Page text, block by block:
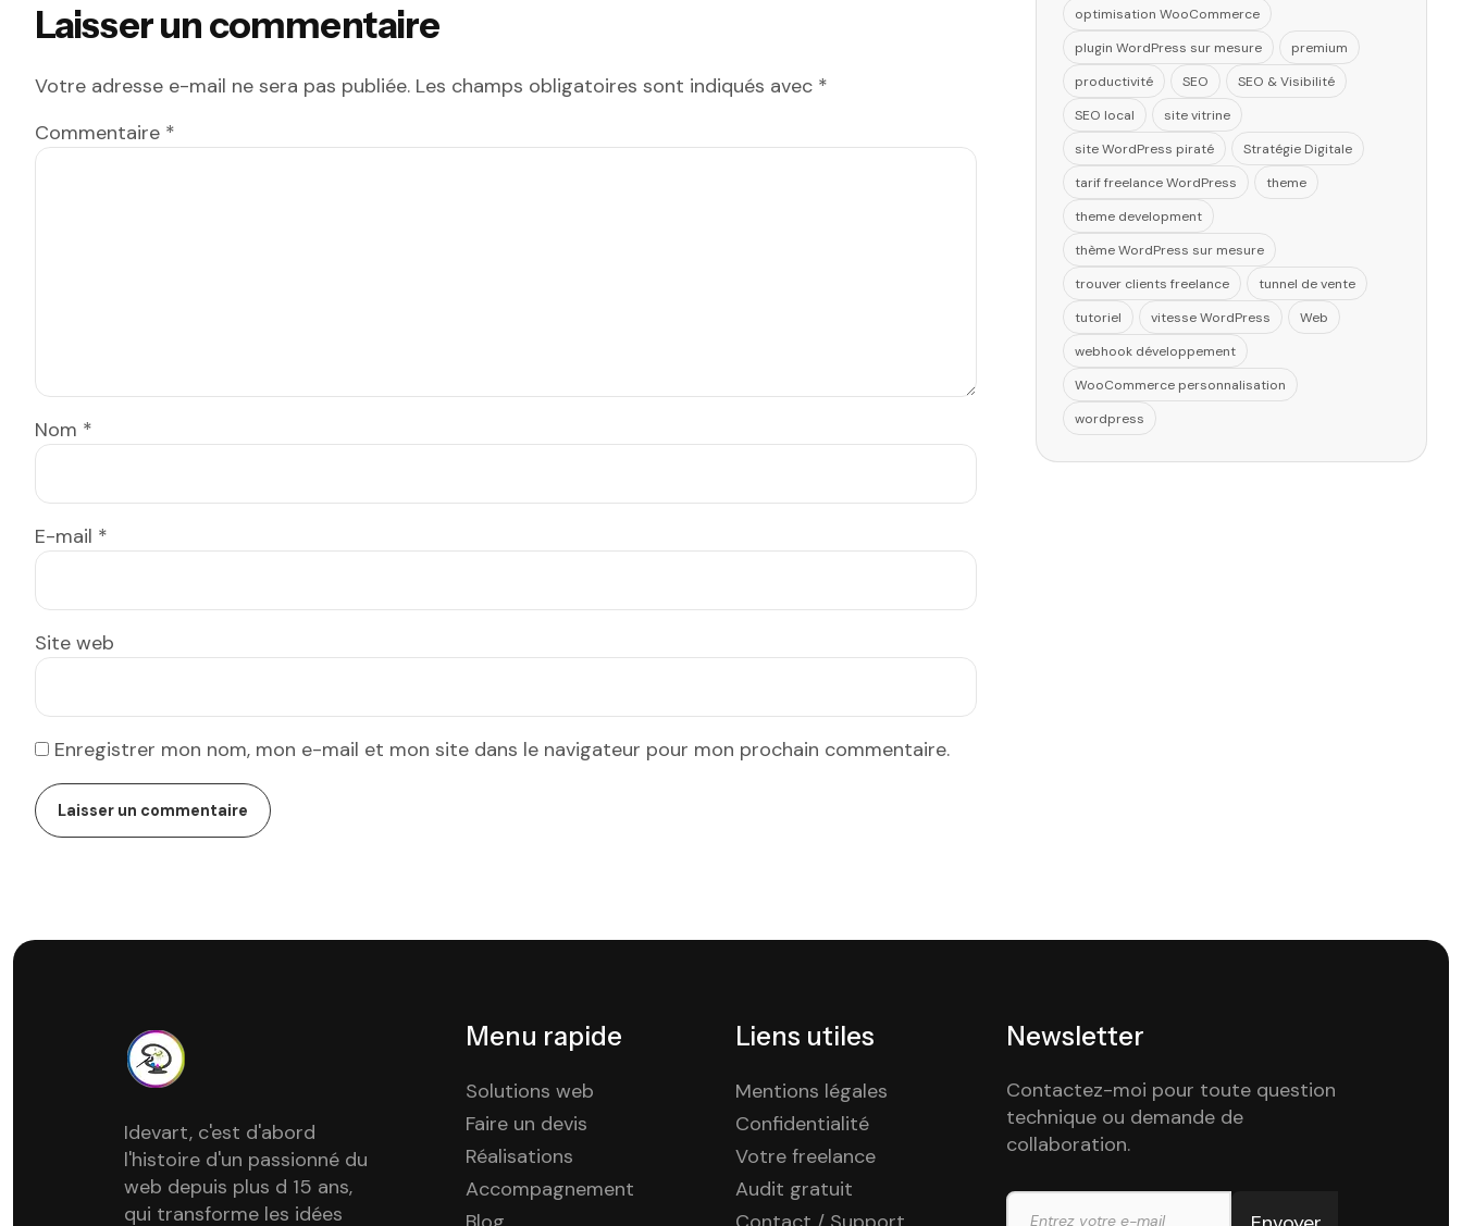
Laisser un commentaire
Votre adresse e-mail ne sera pas publiée. Les champs obligatoires sont indiqués avec *
Commentaire *
Nom *
E-mail *
Site web
Enregistrer mon nom, mon e-mail et mon site dans le navigateur pour mon prochain commentaire.
optimisation WooCommerce
plugin WordPress sur mesure
premium
productivité
SEO
SEO & Visibilité
SEO local
site vitrine
site WordPress piraté
Stratégie Digitale
tarif freelance WordPress
theme
theme development
thème WordPress sur mesure
trouver clients freelance
tunnel de vente
tutoriel
vitesse WordPress
Web
webhook développement
WooCommerce personnalisation
wordpress
Idevart, c'est d'abord
l'histoire d'un passionné du
web depuis plus d 15 ans,
qui transforme les idées
Menu rapide
Solutions web
Faire un devis
Réalisations
Accompagnement
Liens utiles
Mentions légales
Confidentialité
Votre freelance
Audit gratuit
Newsletter
Contactez-moi pour toute question
technique ou demande de
collaboration.